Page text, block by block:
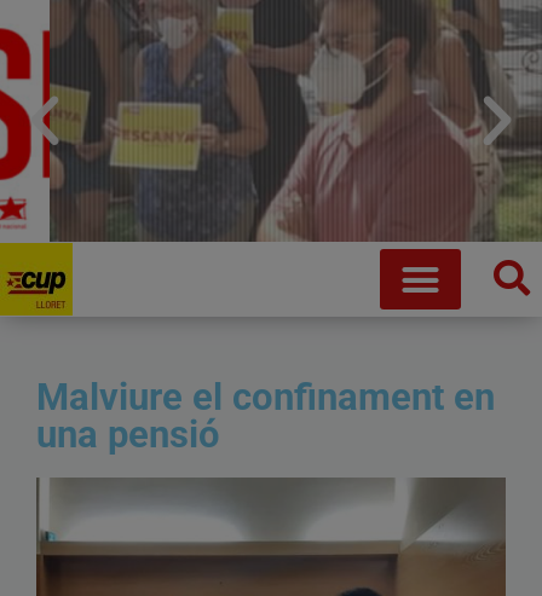
Fem crida a desobeir de manera coordinada i conjunta
Malviure el confinament en
una pensió